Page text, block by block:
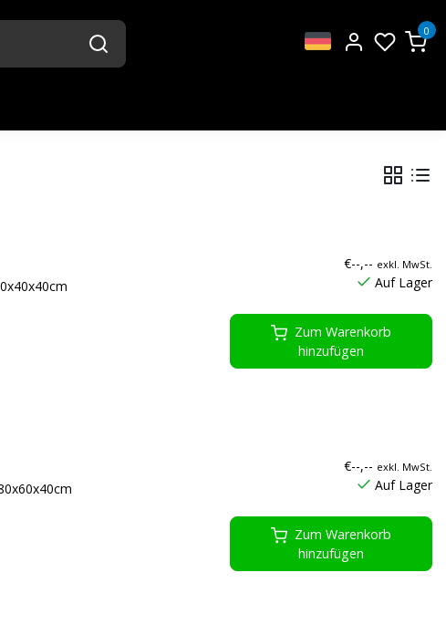
0
€--,-- exkl. MwSt.
Auf Lager
Zum Warenkorb
hinzufügen
€--,-- exkl. MwSt.
Auf Lager
Zum Warenkorb
hinzufügen